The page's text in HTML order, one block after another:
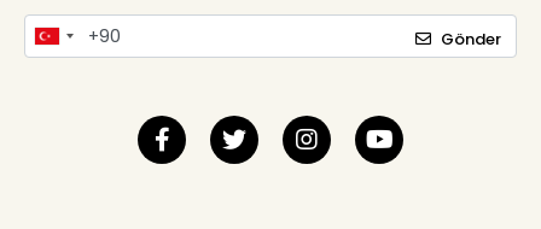
Gönder